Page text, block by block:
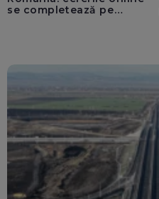
se completează pe